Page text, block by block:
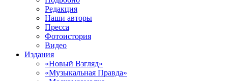
Редакция
Наши авторы
Пресса
Фотоистория
Видео
Издания
«Новый Взгляд»
«Музыкальная Правда»